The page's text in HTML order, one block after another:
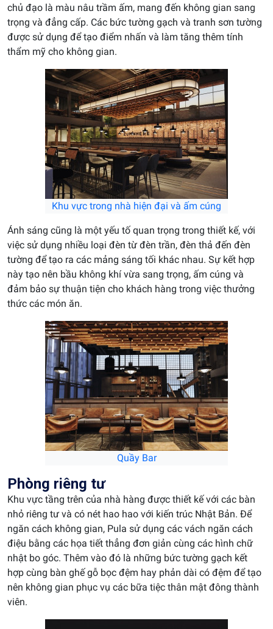
chủ đạo là màu nâu trầm ấm, mang đến không gian sang
trọng và đẳng cấp. Các bức tường gạch và tranh sơn tường
được sử dụng để tạo điểm nhấn và làm tăng thêm tính
thẩm mỹ cho không gian.
Khu vực trong nhà hiện đại và ấm cúng
Ánh sáng cũng là một yếu tố quan trọng trong thiết kế, với
việc sử dụng nhiều loại đèn từ đèn trần, đèn thả đến đèn
tường để tạo ra các mảng sáng tối khác nhau. Sự kết hợp
này tạo nên bầu không khí vừa sang trọng, ấm cúng và
đảm bảo sự thuận tiện cho khách hàng trong việc thưởng
thức các món ăn.
Quầy Bar
Phòng riêng tư
Khu vực tầng trên của nhà hàng được thiết kế với các bàn
nhỏ riêng tư và có nét hao hao với kiến trúc Nhật Bản. Để
ngăn cách không gian, Pula sử dụng các vách ngăn cách
điệu bằng các họa tiết thẳng đơn giản cùng các hình chữ
nhật bo góc. Thêm vào đó là những bức tường gạch kết
hợp cùng bàn ghế gỗ bọc đệm hay phản dài có đệm để tạo
nên không gian phục vụ các bữa tiệc thân mật đông thành
viên.